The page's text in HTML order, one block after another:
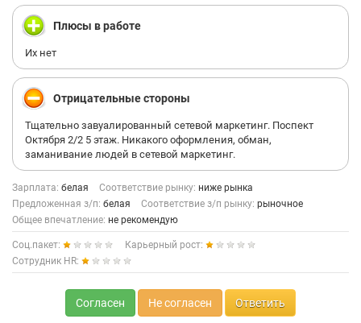
Плюсы в работе
Их нет
Отрицательные стороны
Тщательно завуалированный сетевой маркетинг. Поспект
Октября 2/2 5 этаж. Никакого оформления, обман,
заманивание людей в сетевой маркетинг.
Зарплата: белая Соответствие рынку: ниже рынка
Предложенная з/п: белая Соответствие з/п рынку: рыночное
Общее впечатление: не рекомендую
Соц.пакет:
Карьерный рост:
Сотрудник HR:
Согласен Не согласен Ответить